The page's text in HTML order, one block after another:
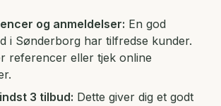
og anmeldelser: En god
i Sønderborg har tilfredse kunder.
referencer eller tjek online
3 tilbud: Dette giver dig et godt